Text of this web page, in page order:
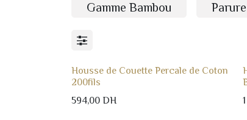
Gamme Bambou
Housse de Couette Percale de Coton
200fils
594,00 DH